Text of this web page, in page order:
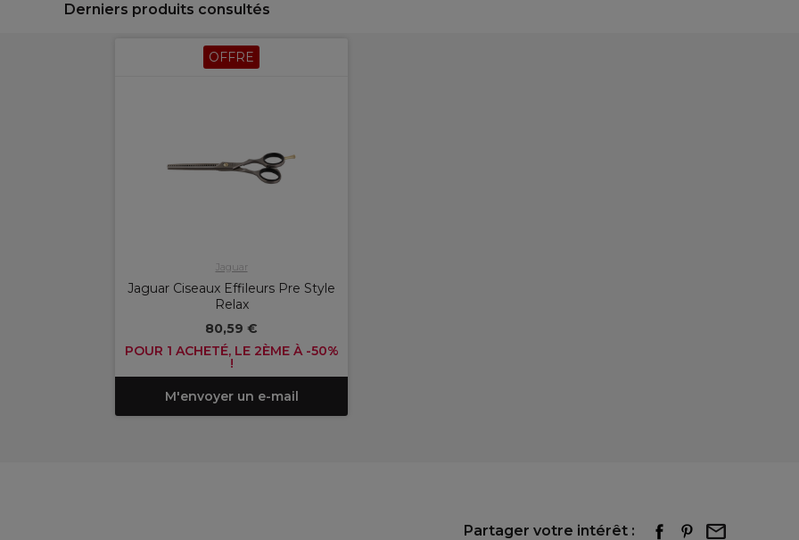
Derniers produits consultés
OFFRE
Jaguar
Jaguar Ciseaux Effileurs Pre Style
Relax
80,59 €
POUR 1 ACHETÉ, LE 2ÈME À -50%
!
M'envoyer un e-mail
Partager votre intérêt :